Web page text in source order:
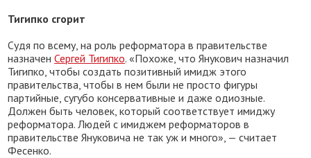
Тигипко сгорит
Судя по всему, на роль реформатора в правительстве
назначенСергей Тигипко. «Похоже, что Янукович назначил
Тигипко, чтобы создать позитивный имидж этого
правительства, чтобы в нем были не просто фигуры
партийные, сугубо консервативные и даже одиозные.
Должен быть человек, который соответствует имиджу
реформатора. Людей с имиджем реформаторов в
правительстве Януковича не так уж и много», — считает
Фесенко.